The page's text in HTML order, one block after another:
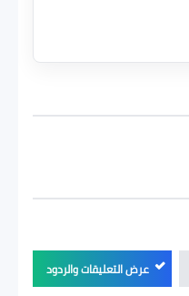
عرض التعليقات والردود